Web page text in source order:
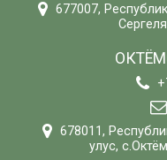
677007,
678011,
улус,